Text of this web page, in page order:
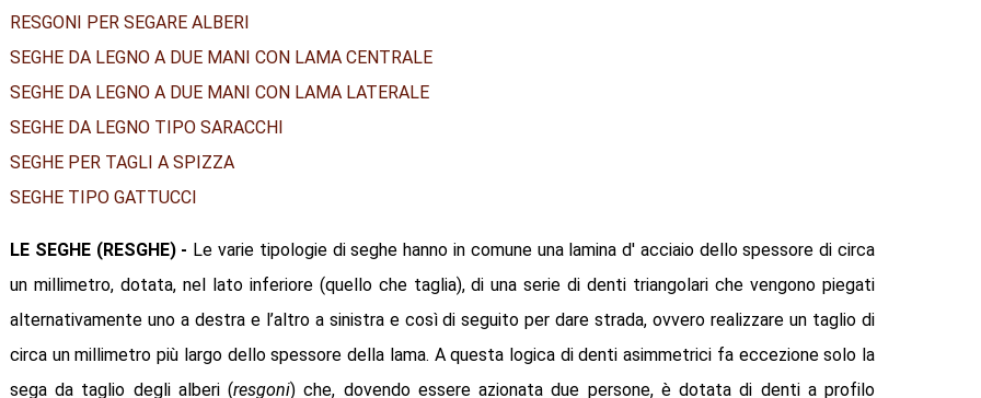
RESGONI PER SEGARE ALBERI
SEGHE DA LEGNO A DUE MANI CON LAMA CENTRALE
SEGHE DA LEGNO A DUE MANI CON LAMA LATERALE
SEGHE DA LEGNO TIPO SARACCHI
SEGHE PER TAGLI A SPIZZA
SEGHE TIPO GATTUCCI
LE SEGHE (RESGHE)- Le varie tipologie di seghe hanno in comune una lamina d' acciaio dello spessore di circa
un millimetro, dotata, nel lato inferiore (quello che taglia), di una serie di denti triangolari che vengono piegati
alternativamente uno a destra e l’altro a sinistra e così di seguito per dare strada, ovvero realizzare un taglio di
circa un millimetro più largo dello spessore della lama. A questa logica di denti asimmetrici fa eccezione solo la
sega da taglio degli alberi (resgoni) che, dovendo essere azionata due persone, è dotata di denti a profilo